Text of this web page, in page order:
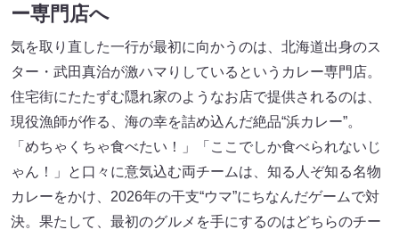
ー専門店へ
気を取り直した一行が最初に向かうのは、北海道出身のス
ター・武田真治が激ハマりしているというカレー専門店。
住宅街にたたずむ隠れ家のようなお店で提供されるのは、
現役漁師が作る、海の幸を詰め込んだ絶品“浜カレー”。
「めちゃくちゃ食べたい！」「ここでしか食べられないじ
ゃん！」と口々に意気込む両チームは、知る人ぞ知る名物
カレーをかけ、2026年の干支“ウマ”にちなんだゲームで対
決。果たして、最初のグルメを手にするのはどちらのチー